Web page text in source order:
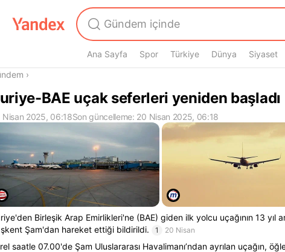
Ana Sayfa Spor Türkiye Dünya Siyaset
›
BAE uçak seferleri yeniden başladı
Nisan 2025, 06:18Son güncelleme: 20 Nisan 2025, 06:18
Birleşik Arap Emirlikleri'ne (BAE) giden ilk yolcu uçağının 13 yıl
Şam'dan hareket ettiği bildirildi.
1 20 Nisan
saatle 07.00'de Şam Uluslararası Havalimanı’ndan ayrılan uçağın,